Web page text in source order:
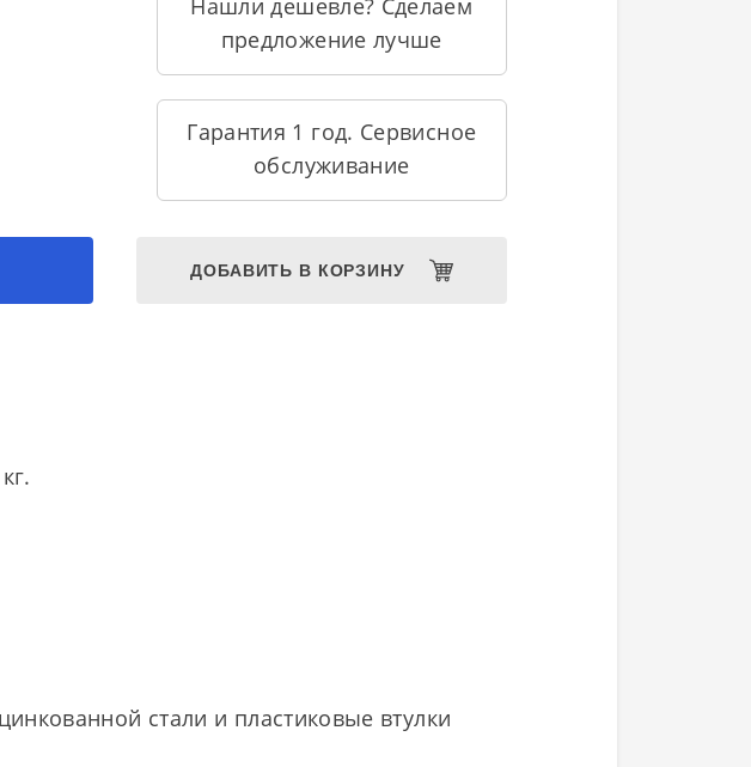
Нашли дешевле? Сделаем
предложение лучше
Гарантия 1 год. Сервисное
обслуживание
ДОБАВИТЬ В КОРЗИНУ
стали и пластиковые втулки